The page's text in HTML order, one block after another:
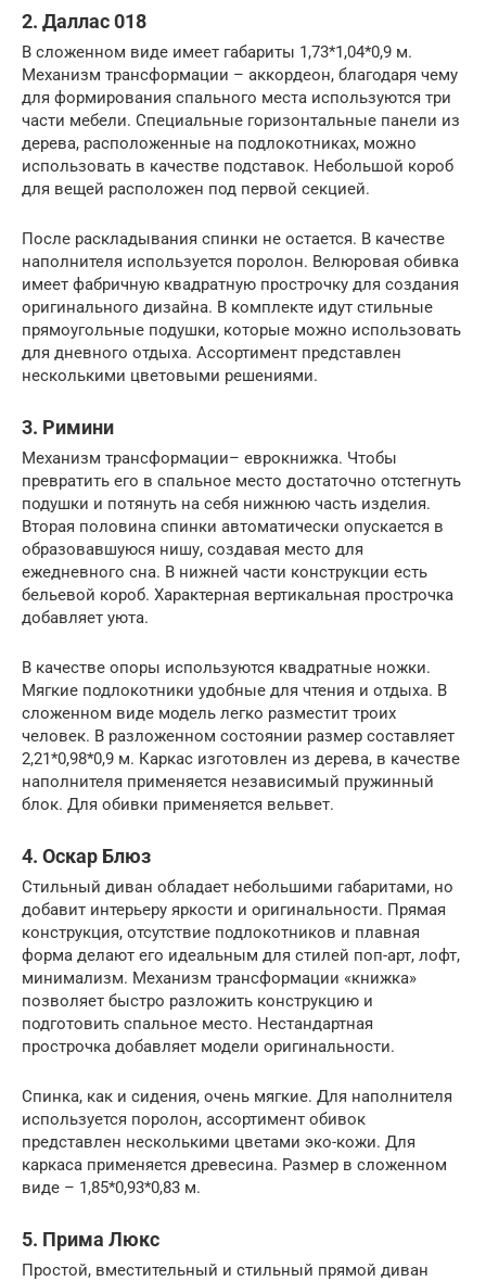
2. Даллас 018
В сложенном виде имеет габариты 1,73*1,04*0,9 м.
Механизм трансформации – аккордеон, благодаря чему
для формирования спального места используются три
части мебели. Специальные горизонтальные панели из
дерева, расположенные на подлокотниках, можно
использовать в качестве подставок. Небольшой короб
для вещей расположен под первой секцией.
После раскладывания спинки не остается. В качестве
наполнителя используется поролон. Велюровая обивка
имеет фабричную квадратную прострочку для создания
оригинального дизайна. В комплекте идут стильные
прямоугольные подушки, которые можно использовать
для дневного отдыха. Ассортимент представлен
несколькими цветовыми решениями.
3. Римини
Механизм трансформации– еврокнижка. Чтобы
превратить его в спальное место достаточно отстегнуть
подушки и потянуть на себя нижнюю часть изделия.
Вторая половина спинки автоматически опускается в
образовавшуюся нишу, создавая место для
ежедневного сна. В нижней части конструкции есть
бельевой короб. Характерная вертикальная прострочка
добавляет уюта.
В качестве опоры используются квадратные ножки.
Мягкие подлокотники удобные для чтения и отдыха. В
сложенном виде модель легко разместит троих
человек. В разложенном состоянии размер составляет
2,21*0,98*0,9 м. Каркас изготовлен из дерева, в качестве
наполнителя применяется независимый пружинный
блок. Для обивки применяется вельвет.
4. Оскар Блюз
Стильный диван обладает небольшими габаритами, но
добавит интерьеру яркости и оригинальности. Прямая
конструкция, отсутствие подлокотников и плавная
форма делают его идеальным для стилей поп-арт, лофт,
минимализм. Механизм трансформации «книжка»
позволяет быстро разложить конструкцию и
подготовить спальное место. Нестандартная
прострочка добавляет модели оригинальности.
Спинка, как и сидения, очень мягкие. Для наполнителя
используется поролон, ассортимент обивок
представлен несколькими цветами эко-кожи. Для
каркаса применяется древесина. Размер в сложенном
виде – 1,85*0,93*0,83 м.
5. Прима Люкс
Простой, вместительный и стильный прямой диван